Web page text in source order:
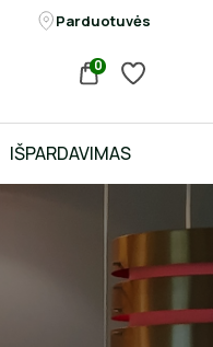
Parduotuvės
0
IŠPARDAVIMAS